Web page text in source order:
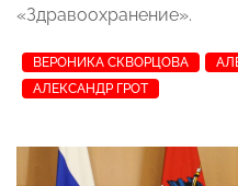
«Здравоохранение».
ВЕРОНИКА СКВОРЦОВА
АЛЕКСАНДР ГРОТ